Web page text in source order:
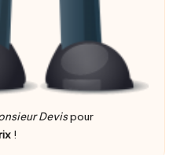
Devispour
!